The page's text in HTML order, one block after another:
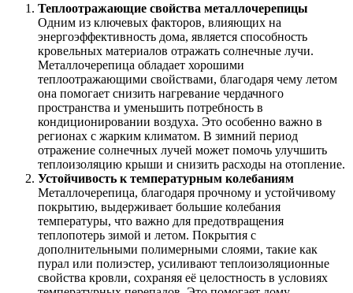
Теплоотражающие свойства металлочерепицы
Одним из ключевых факторов, влияющих на
энергоэффективность дома, является способность
кровельных материалов отражать солнечные лучи.
Металлочерепица обладает хорошими
теплоотражающими свойствами, благодаря чему летом
она помогает снизить нагревание чердачного
пространства и уменьшить потребность в
кондиционировании воздуха. Это особенно важно в
регионах с жарким климатом. В зимний период
отражение солнечных лучей может помочь улучшить
теплоизоляцию крыши и снизить расходы на отопление.
Устойчивость к температурным колебаниям
Металлочерепица, благодаря прочному и устойчивому
покрытию, выдерживает большие колебания
температуры, что важно для предотвращения
теплопотерь зимой и летом. Покрытия с
дополнительными полимерными слоями, такие как
пурал или полиэстер, усиливают теплоизоляционные
свойства кровли, сохраняя её целостность в условиях